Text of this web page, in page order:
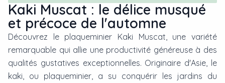
Kaki Muscat : le délice musqué
et précoce de l'automne
Découvrez le plaqueminier Kaki Muscat, une variété
remarquable qui allie une productivité généreuse à des
qualités gustatives exceptionnelles. Originaire d'Asie, le
kaki, ou plaqueminier, a su conquérir les jardins du